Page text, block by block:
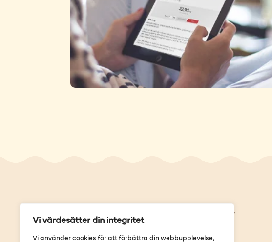
Vi värdesätter din integritet
Vi använder cookies för att förbättra din webbupplevelse,
Genvägar
Våra butiker